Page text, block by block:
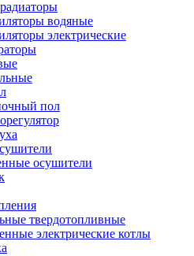
водяные
электрические
пол
осушители
твердотопливные
электрические котлы